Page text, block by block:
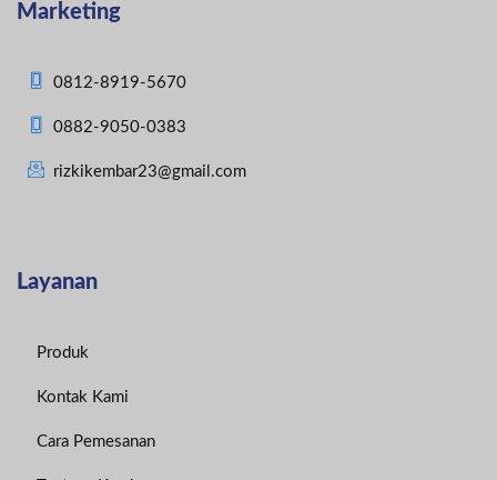
Marketing
0812-8919-5670
0882-9050-0383
rizkikembar23@gmail.com
Layanan
Produk
Kontak Kami
Cara Pemesanan